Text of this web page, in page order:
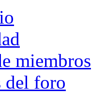
miembros
del foro